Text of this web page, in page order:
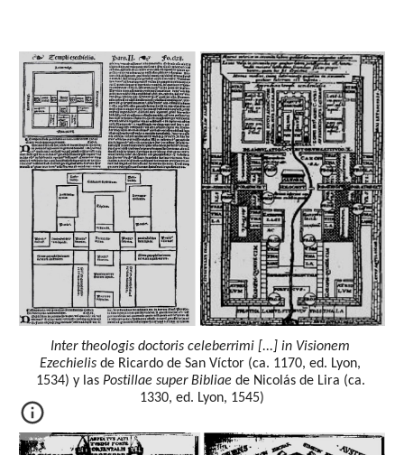
Inter theologis doctoris celeberrimi [...] in Visionem
Ezechielis de Ricardo de San Víctor (ca. 1170, ed. Lyon,
1534) y las Postillae super Bibliae de Nicolás de Lira (ca.
1330, ed. Lyon, 1545)